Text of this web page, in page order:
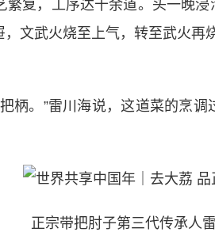
，工序达十余道。头一晚浸
文武火烧至上气，转至武火
。”雷川海说，这道菜的烹调
正宗带把肘子第三代传承人